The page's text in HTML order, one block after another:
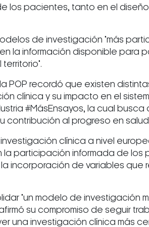
los pacientes, tanto en el
de investigación "más
la información disponible para
POP recordó que existen
clínica y su impacto en el
#MásEnsayos, la cual busca
contribución al progreso en
clínica a nivel
participación informada de los
incorporación de variables que
"un modelo de investigación
su compromiso de seguir
una investigación clínica más